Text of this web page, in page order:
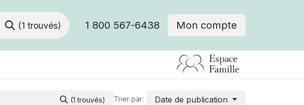
(1 trouvés) 1 800 567-6438 Mon compte
(1 trouvés) Trier par: Date de publication